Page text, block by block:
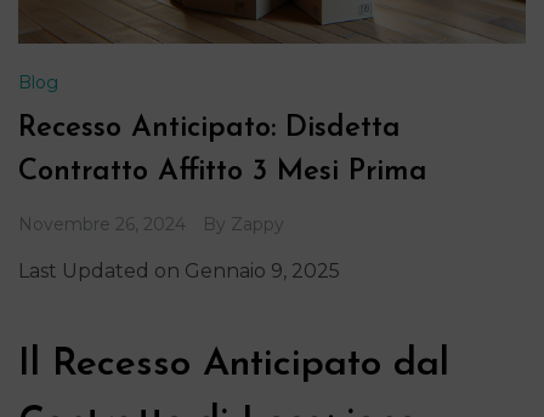
Blog
Recesso Anticipato: Disdetta
Contratto Affitto 3 Mesi Prima
Novembre 26, 2024 By Zappy
Last Updated on Gennaio 9, 2025
Il Recesso Anticipato dal